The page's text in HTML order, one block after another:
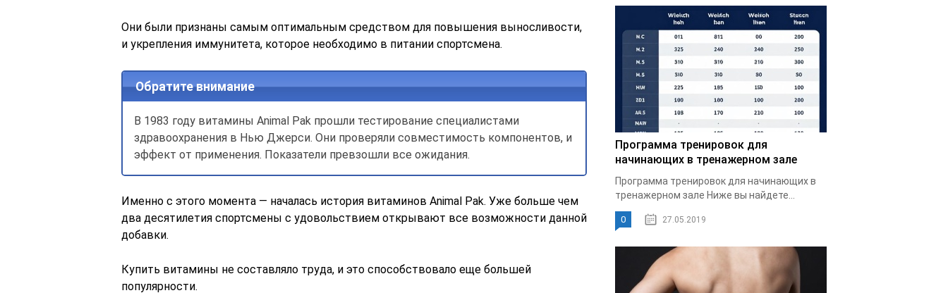
Они были признаны самым оптимальным средством для повышения выносливости,
и укрепления иммунитета, которое необходимо в питании спортсмена.
Обратите внимание
В 1983 году витамины Animal Pak прошли тестирование специалистами
здравоохранения в Нью Джерси. Они проверяли совместимость компонентов, и
эффект от применения. Показатели превзошли все ожидания.
Именно с этого момента — началась история витаминов Animal Pak. Уже больше чем
два десятилетия спортсмены с удовольствием открывают все возможности данной
добавки.
Купить витамины не составляло труда, и это способствовало еще большей
популярности.
Программа тренировок для
начинающих в тренажерном зале
Программа тренировок для начинающих в
тренажерном зале Ниже вы найдете...
0 27.05.2019